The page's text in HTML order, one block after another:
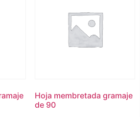
Hoja membretada gramaje
de 90